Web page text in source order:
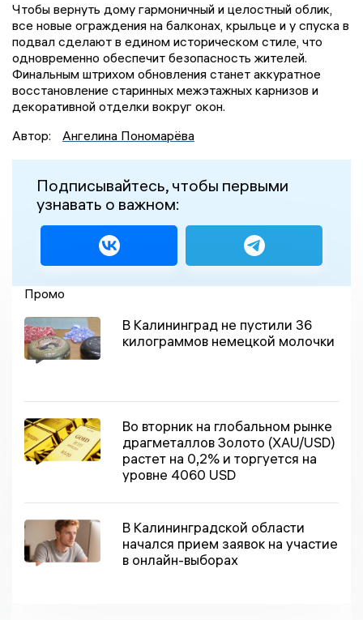
Чтобы вернуть дому гармоничный и целостный облик,
все новые ограждения на балконах, крыльце и у спуска в
подвал сделают в едином историческом стиле, что
одновременно обеспечит безопасность жителей.
Финальным штрихом обновления станет аккуратное
восстановление старинных межэтажных карнизов и
декоративной отделки вокруг окон.
Автор:
Ангелина Пономарёва
Подписывайтесь, чтобы первыми
узнавать о важном:
Промо
В Калининград не пустили 36
килограммов немецкой молочки
Во вторник на глобальном рынке
драгметаллов Золото (XAU/USD)
растет на 0,2% и торгуется на
уровне 4060 USD
В Калининградской области
начался прием заявок на участие
в онлайн-выборах